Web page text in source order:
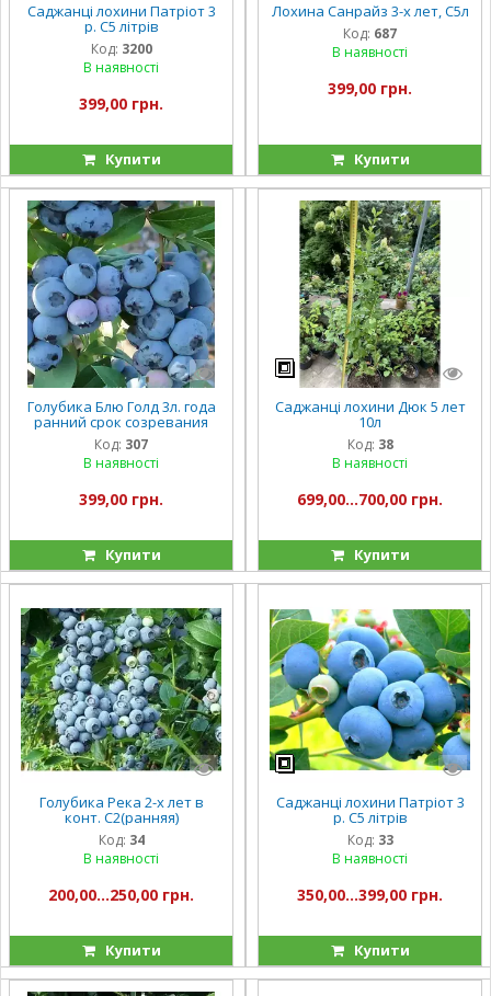
Саджанці лохини Патріот 3
р. С5 літрів
Код: 3200
В наявності
399,00 грн.
Купити
Лохина Санрайз 3-х лет, С5л
Код: 687
В наявності
399,00 грн.
Купити
Голубика Блю Голд 3л. года
ранний срок созревания
Код: 307
В наявності
399,00 грн.
Купити
Саджанці лохини Дюк 5 лет
10л
Код: 38
В наявності
699,00...700,00 грн.
Купити
Голубика Река 2-х лет в
конт. С2(ранняя)
Код: 34
В наявності
200,00...250,00 грн.
Купити
Саджанці лохини Патріот 3
р. С5 літрів
Код: 33
В наявності
350,00...399,00 грн.
Купити